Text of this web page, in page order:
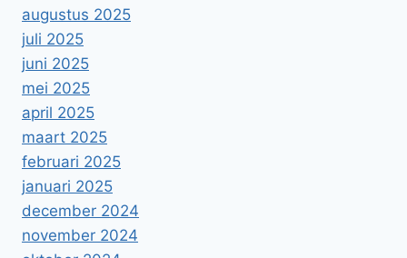
augustus 2025
juli 2025
juni 2025
mei 2025
april 2025
maart 2025
februari 2025
januari 2025
december 2024
november 2024